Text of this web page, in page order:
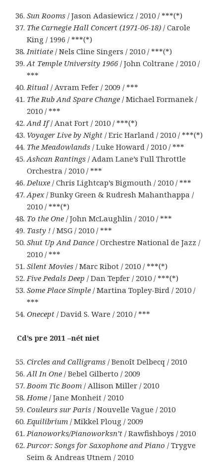
Sun Rooms / Jason Adasiewicz / 2010 / ***(*)
The Carnegie Hall Concert (1971-06-18) / Carole
King / 1996 / ***(*)
Initiate / Nels Cline Singers / 2010 / ***(*)
At Temple University 1966/ John Coltrane / 2010 /
***
Ritual / Avram Fefer / 2009 / ***
The Rub And Spare Change / Michael Formanek /
2010 / ***
And If/ Anat Fort / 2010 / ***(*)
Voyager Live by Night / Eric Harland / 2010 / ***(*)
The Meadowlands / Luke Howard / 2010 / ***
Ashcan Rantings / Adam Lane’s Full Throttle
Orchestra / 2010 / ***
Deluxe / Chris Lightcap’s Bigmouth / 2010 / ***
Apex/ Bunky Green & Rudresh Mahanthappa /
2010 / ***(*)
To the One / John McLaughlin / 2010 / ***
Tasty ! / MSG / 2010 / ***
Shut Up And Dance / Orchestre National de Jazz /
2010 / ***
Silent Movies / Marc Ribot / 2010 / ***(*)
Five Pedals Deep / Dan Tepfer / 2010 / ***(*)
Some Place Simple / Martina Topley-Bird / 2010 /
***
Onecept / David S. Ware / 2010 / ***
Cd’s pre 2011 –nét niet
Circles and Calligrams / Benoît Delbecq / 2010
All In One / Bebel Gilberto / 2009
Boom Tic Boom / Allison Miller / 2010
Home / Jane Monheit / 2010
Couleurs sur Paris / Nouvelle Vague / 2010
Equilibrium / Mikkel Ploug / 2009
Pianoworks/Pianoworksn’t / Rawfishboys / 2010
Purcor: Songs for Saxophone and Piano / Trygve
Seim & Andreas Utnem / 2010